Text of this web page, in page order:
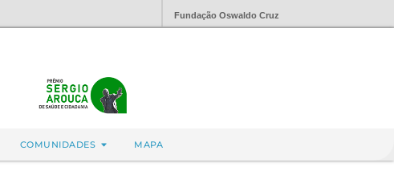
Fundação Oswaldo Cruz
COMUNIDADES MAPA